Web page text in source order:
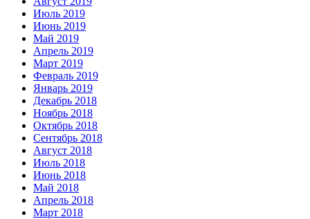
Июль 2019
Июнь 2019
Май 2019
Апрель 2019
Март 2019
Февраль 2019
Январь 2019
Декабрь 2018
Ноябрь 2018
Октябрь 2018
Сентябрь 2018
Август 2018
Июль 2018
Июнь 2018
Май 2018
Апрель 2018
Март 2018